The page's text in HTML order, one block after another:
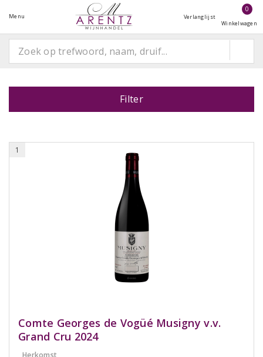
Menu Verlanglijst
0
Winkelwagen
Filter
1
Comte Georges de Vogüé Musigny v.v.
Grand Cru 2024
Herkomst